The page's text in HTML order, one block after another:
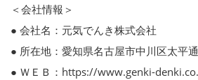
＜会社情報＞
● 会社名：元気でんき株式会社
● 所在地：愛知県名古屋市中川区太平
● ＷＥＢ：https://www.genki-